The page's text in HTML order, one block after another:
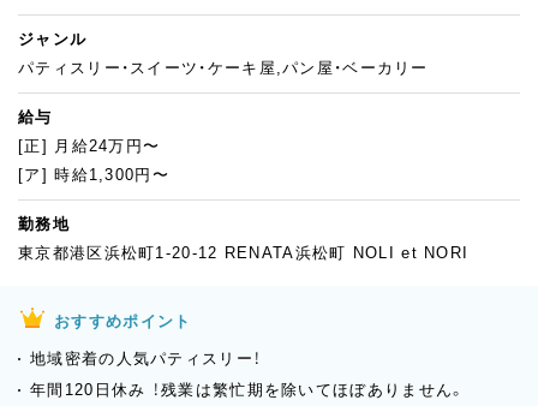
ジャンル
パティスリー・スイーツ・ケーキ屋,パン屋・ベーカリー
給与
[正] 月給24万円〜
[ア] 時給1,300円〜
勤務地
東京都港区浜松町1-20-12 RENATA浜松町 NOLI et NORI
おすすめポイント
地域密着の人気パティスリー！
年間120日休み ！残業は繁忙期を除いてほぼありません。